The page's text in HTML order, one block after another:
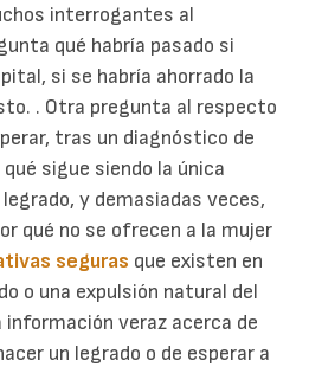
interrogantes al
qué habría pasado si
si se habría ahorrado la
. Otra pregunta al respecto
tras un diagnóstico de
sigue siendo la única
y demasiadas veces,
qué no se ofrecen a la mujer
seguras que existen en
o una expulsión natural del
información veraz acerca de
un legrado o de esperar a